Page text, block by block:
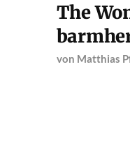
The
von Matthias